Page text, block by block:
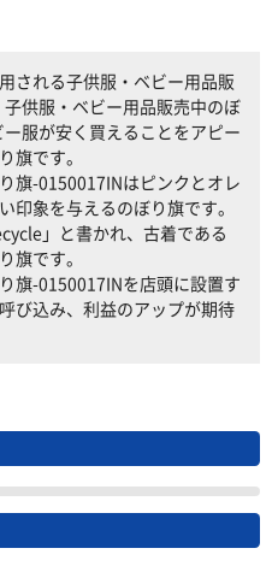
される子供服・ベビー用品販
供服・ベビー用品販売中のぼ
服が安く買えることをアピー
旗です。
旗-0150017INはピンクとオレ
印象を与えるのぼり旗です。
」と書かれ、古着である
旗です。
旗-0150017INを店頭に設置す
び込み、利益のアップが期待